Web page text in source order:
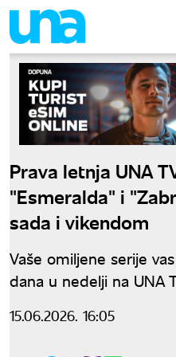
Prava letnja UNA
"Esmeralda" i
sada i vikendom
Vaše omiljene serije
dana u nedelji na UNA
15.06.2026. 16:05